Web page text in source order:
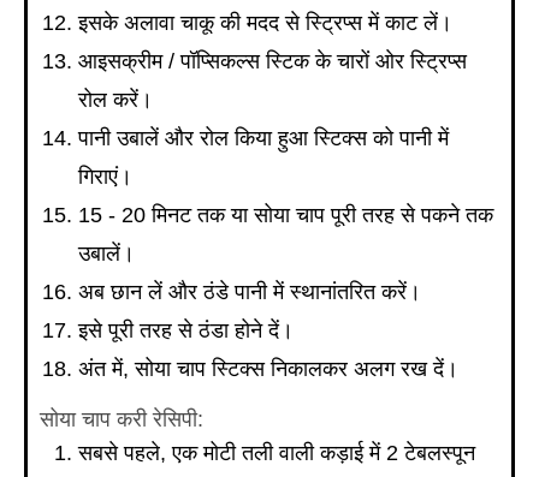
इसके अलावा चाकू की मदद से स्ट्रिप्स में काट लें।
आइसक्रीम / पॉप्सिकल्स स्टिक के चारों ओर स्ट्रिप्स
रोल करें।
पानी उबालें और रोल किया हुआ स्टिक्स को पानी में
गिराएं।
15 - 20 मिनट तक या सोया चाप पूरी तरह से पकने तक
उबालें।
अब छान लें और ठंडे पानी में स्थानांतरित करें।
इसे पूरी तरह से ठंडा होने दें।
अंत में, सोया चाप स्टिक्स निकालकर अलग रख दें।
सोया चाप करी रेसिपी:
सबसे पहले, एक मोटी तली वाली कड़ाई में 2 टेबलस्पून